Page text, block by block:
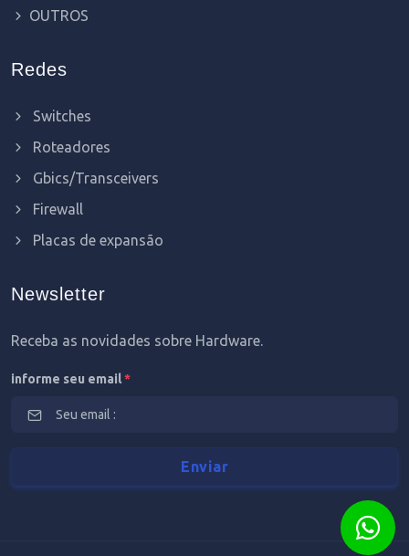
OUTROS
Redes
Switches
Roteadores
Gbics/Transceivers
Firewall
Placas de expansão
Newsletter
Receba as novidades sobre Hardware.
informe seu email*